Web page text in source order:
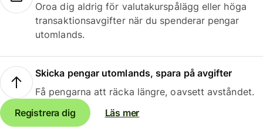
Oroa dig aldrig för valutakurspålägg eller höga
transaktionsavgifter när du spenderar pengar
utomlands.
Skicka pengar utomlands, spara på avgifter
Få pengarna att räcka längre, oavsett avståndet.
Registrera dig
Läs mer